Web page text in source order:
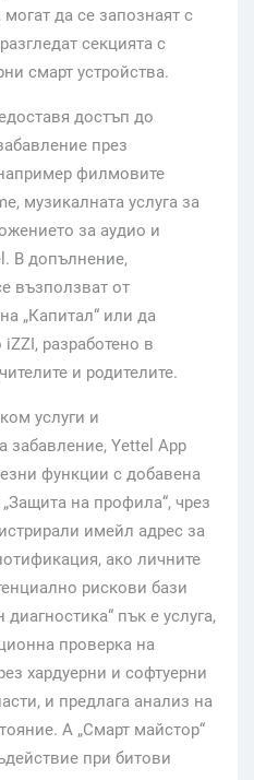
да се запознаят с
секцията с
смарт устройства.
достъп до
през
филмовите
музикалната услуга за
за аудио и
В допълнение,
възползват от
„Капитал“ или да
разработено в
и родителите.
услуги и
забавление, Yettel App
функции с добавена
на профила“, чрез
имейл адрес за
ако личните
рискови бази
пък е услуга,
проверка на
хардуерни и софтуерни
и предлага анализ на
А „Смарт майстор“
при битови